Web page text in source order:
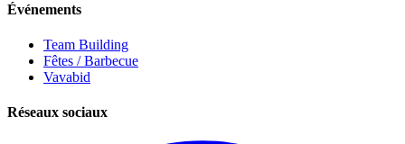
Événements
Team Building
Fêtes / Barbecue
Vavabid
Réseaux sociaux